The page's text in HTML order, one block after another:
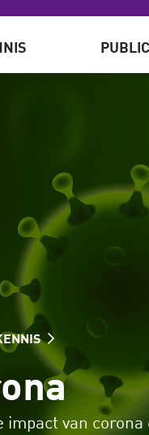
inhoud gaan
impact van